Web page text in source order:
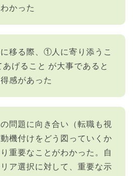
かった
移る際、①人に寄り添うこ
げること が大事であると
感があった
問題に向き合い（転職も視
機付けをどう図っていくか
重要なことがわかった。自
ア選択に対して、重要な示